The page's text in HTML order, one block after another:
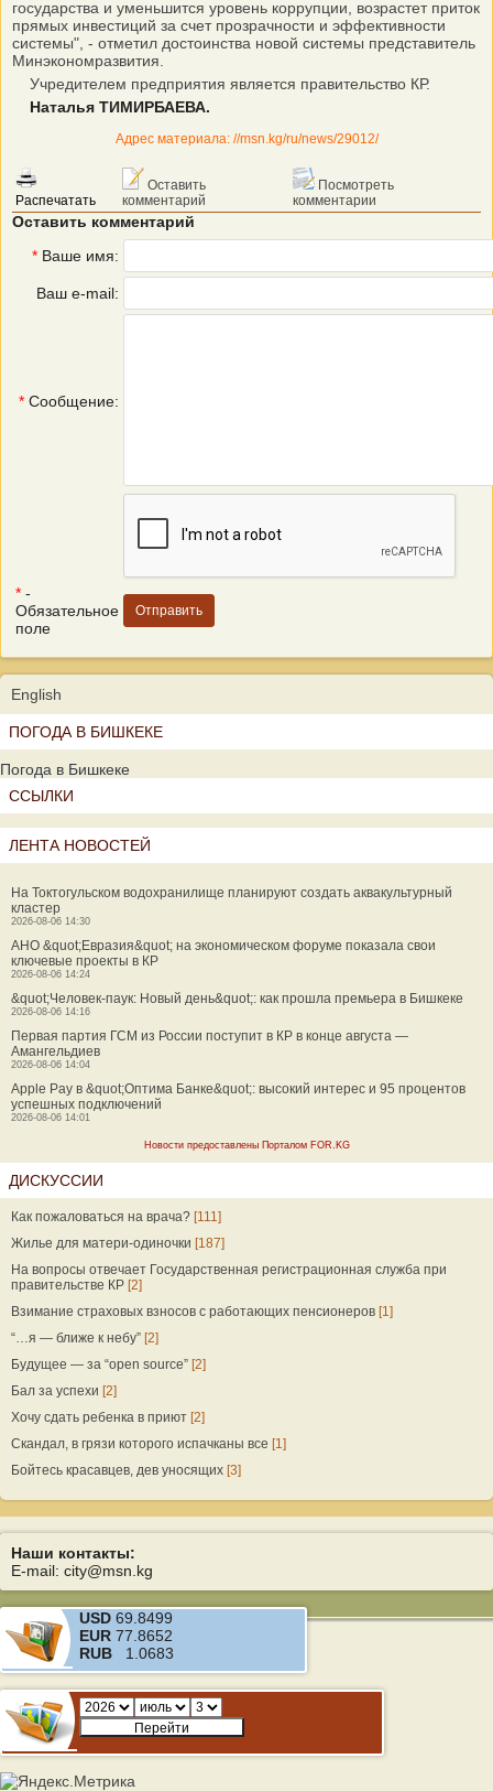
государства и уменьшится уровень коррупции, возрастет приток
прямых инвестиций за счет прозрачности и эффективности
системы", - отметил достоинства новой системы представитель
Минэкономразвития.
Учредителем предприятия является правительство КР.
Наталья ТИМИРБАЕВА.
Адрес материала: //msn.kg/ru/news/29012/
Распечатать
Оставить
комментарий
Посмотреть
комментарии
Оставить комментарий
* Ваше имя:
Ваш e-mail:
* Сообщение:
* -
Обязательное
поле
English
ПОГОДА В БИШКЕКЕ
Погода в Бишкеке
ССЫЛКИ
ЛЕНТА НОВОСТЕЙ
На Токтогульском водохранилище планируют создать аквакультурный
кластер
2026-08-06 14:30
АНО &quot;Евразия&quot; на экономическом форуме показала свои
ключевые проекты в КР
2026-08-06 14:24
&quot;Человек-паук: Новый день&quot;: как прошла премьера в Бишкеке
2026-08-06 14:16
Первая партия ГСМ из России поступит в КР в конце августа —
Амангельдиев
2026-08-06 14:04
Apple Pay в &quot;Оптима Банке&quot;: высокий интерес и 95 процентов
успешных подключений
2026-08-06 14:01
Новости предоставлены Порталом FOR.KG
ДИСКУССИИ
Как пожаловаться на врача? [111]
Жилье для матери-одиночки [187]
На вопросы отвечает Государственная регистрационная служба при
правительстве КР [2]
Взимание страховых взносов с работающих пенсионеров [1]
“…я — ближе к небу” [2]
Будущее — за “open source” [2]
Бал за успехи [2]
Хочу сдать ребенка в приют [2]
Скандал, в грязи которого испачканы все [1]
Бойтесь красавцев, дев уносящих [3]
Наши контакты:
E-mail: city@msn.kg
USD 69.8499
EUR 77.8652
RUB 1.0683